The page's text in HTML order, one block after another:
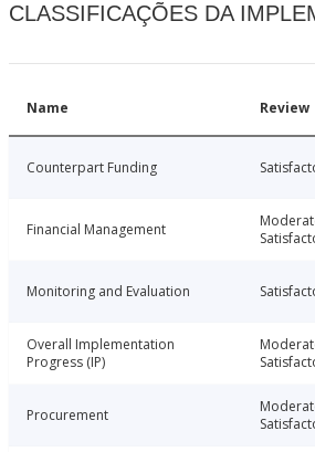
CLASSIFICAÇÕES DA
Name Review
Counterpart Funding
Financial Management
Monitoring and Evaluation
Overall Implementation
Progress (IP)
Procurement